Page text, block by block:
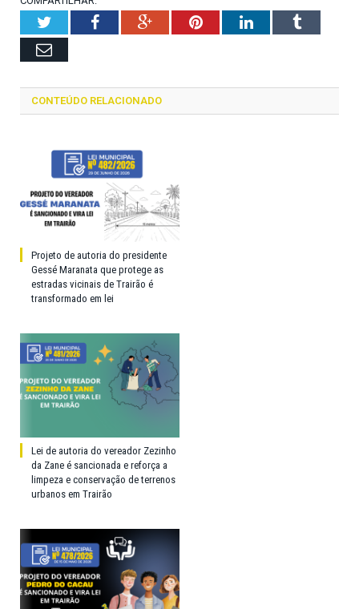
TwitterFacebookGoogle+PinterestLinkedInTumblr
Email
CONTEÚDO RELACIONADO
Projeto de autoria do presidente
Gessé Maranata que protege as
estradas vicinais de Trairão é
transformado em lei
Lei de autoria do vereador Zezinho
da Zane é sancionada e reforça a
limpeza e conservação de terrenos
urbanos em Trairão